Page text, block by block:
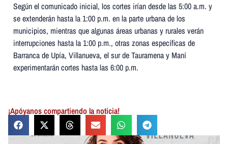
Según el comunicado inicial, los cortes irían desde las 5:00 a.m. y
se extenderán hasta la 1:00 p.m. en la parte urbana de los
municipios, mientras que algunas áreas urbanas y rurales verán
interrupciones hasta la 1:00 p.m., otras zonas específicas de
Barranca de Upía, Villanueva, el sur de Tauramena y Maní
experimentarán cortes hasta las 6:00 p.m.
¡Apóyanos compartiendo la noticia!